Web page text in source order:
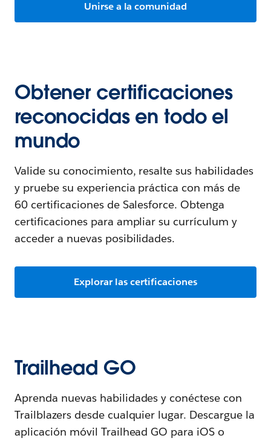
Unirse a la comunidad
Obtener certificaciones
reconocidas en todo el
mundo
Valide su conocimiento, resalte sus habilidades
y pruebe su experiencia práctica con más de
60 certificaciones de Salesforce. Obtenga
certificaciones para ampliar su currículum y
acceder a nuevas posibilidades.
Explorar las certificaciones
Trailhead GO
Aprenda nuevas habilidades y conéctese con
Trailblazers desde cualquier lugar. Descargue la
aplicación móvil Trailhead GO para iOS o